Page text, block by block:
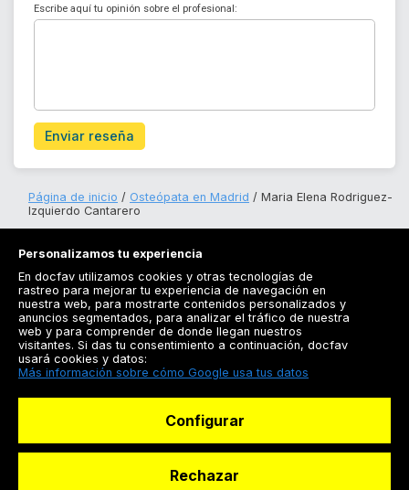
Escribe aquí tu opinión sobre el profesional:
Enviar reseña
Página de inicio Osteópata en Madrid
Maria Elena Rodriguez-
Izquierdo Cantarero
Registrarse
Docfav
Especialistas
Personalizamos tu experiencia
En docfav utilizamos cookies y otras tecnologías de
rastreo para mejorar tu experiencia de navegación en
nuestra web, para mostrarte contenidos personalizados y
anuncios segmentados, para analizar el tráfico de nuestra
web y para comprender de donde llegan nuestros
visitantes. Si das tu consentimiento a continuación, docfav
usará cookies y datos:
Más información sobre cómo Google usa tus datos
Configurar
Rechazar